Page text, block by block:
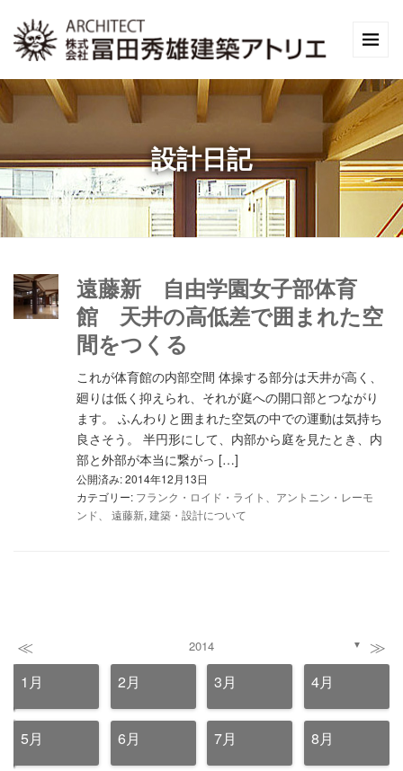
設計日記
遠藤新 自由学園女子部体育
館 天井の高低差で囲まれた空
間をつくる
これが体育館の内部空間 体操する部分は天井が高く、
廻りは低く抑えられ、それが庭への開口部とつながり
ます。 ふんわりと囲まれた空気の中での運動は気持ち
良さそう。 半円形にして、内部から庭を見たとき、内
部と外部が本当に繋がっ […]
公開済み: 2014年12月13日
カテゴリー: フランク・ロイド・ライト、アントニン・レーモ
ンド、 遠藤新, 建築・設計について
≪ 2014 ▼ ≫
1月 2月 3月 4月
5月 6月 7月 8月